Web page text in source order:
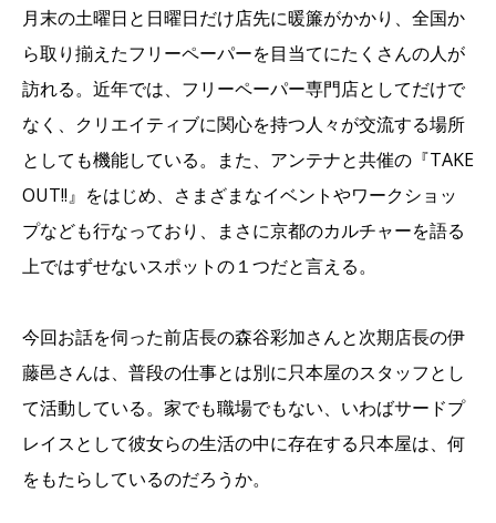
月末の土曜日と日曜日だけ店先に暖簾がかかり、全国か
ら取り揃えたフリーペーパーを目当てにたくさんの人が
訪れる。近年では、フリーペーパー専門店としてだけで
なく、クリエイティブに関心を持つ人々が交流する場所
としても機能している。また、アンテナと共催の『TAKE
OUT!!』をはじめ、さまざまなイベントやワークショッ
プなども行なっており、まさに京都のカルチャーを語る
上ではずせないスポットの１つだと言える。
今回お話を伺った前店長の森谷彩加さんと次期店長の伊
藤邑さんは、普段の仕事とは別に只本屋のスタッフとし
て活動している。家でも職場でもない、いわばサードプ
レイスとして彼女らの生活の中に存在する只本屋は、何
をもたらしているのだろうか。